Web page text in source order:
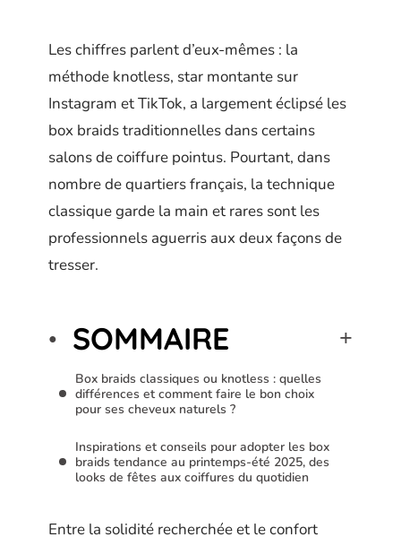
Les chiffres parlent d’eux-mêmes : la
méthode knotless, star montante sur
Instagram et TikTok, a largement éclipsé les
box braids traditionnelles dans certains
salons de coiffure pointus. Pourtant, dans
nombre de quartiers français, la technique
classique garde la main et rares sont les
professionnels aguerris aux deux façons de
tresser.
SOMMAIRE
Box braids classiques ou knotless : quelles
différences et comment faire le bon choix
pour ses cheveux naturels ?
Inspirations et conseils pour adopter les box
braids tendance au printemps-été 2025, des
looks de fêtes aux coiffures du quotidien
Entre la solidité recherchée et le confort